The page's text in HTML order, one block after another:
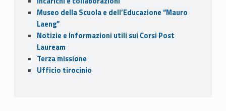
Museo della Scuola e dell’Educazione “Mauro
Laeng”
Notizie e Informazioni utili sui Corsi Post
Lauream
Terza missione
Ufficio tirocinio